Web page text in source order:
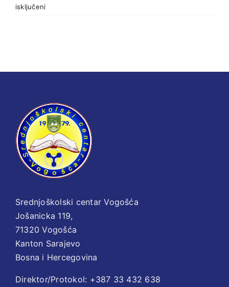
isključeniza
za
deficitarna
zanimanja
Srednjoškolski centar Vogošća
Jošanicka 119,
71320 Vogošća
Kanton Sarajevo
Bosna i Hercegovina
Direktor/Protokol: +387 33 432 638